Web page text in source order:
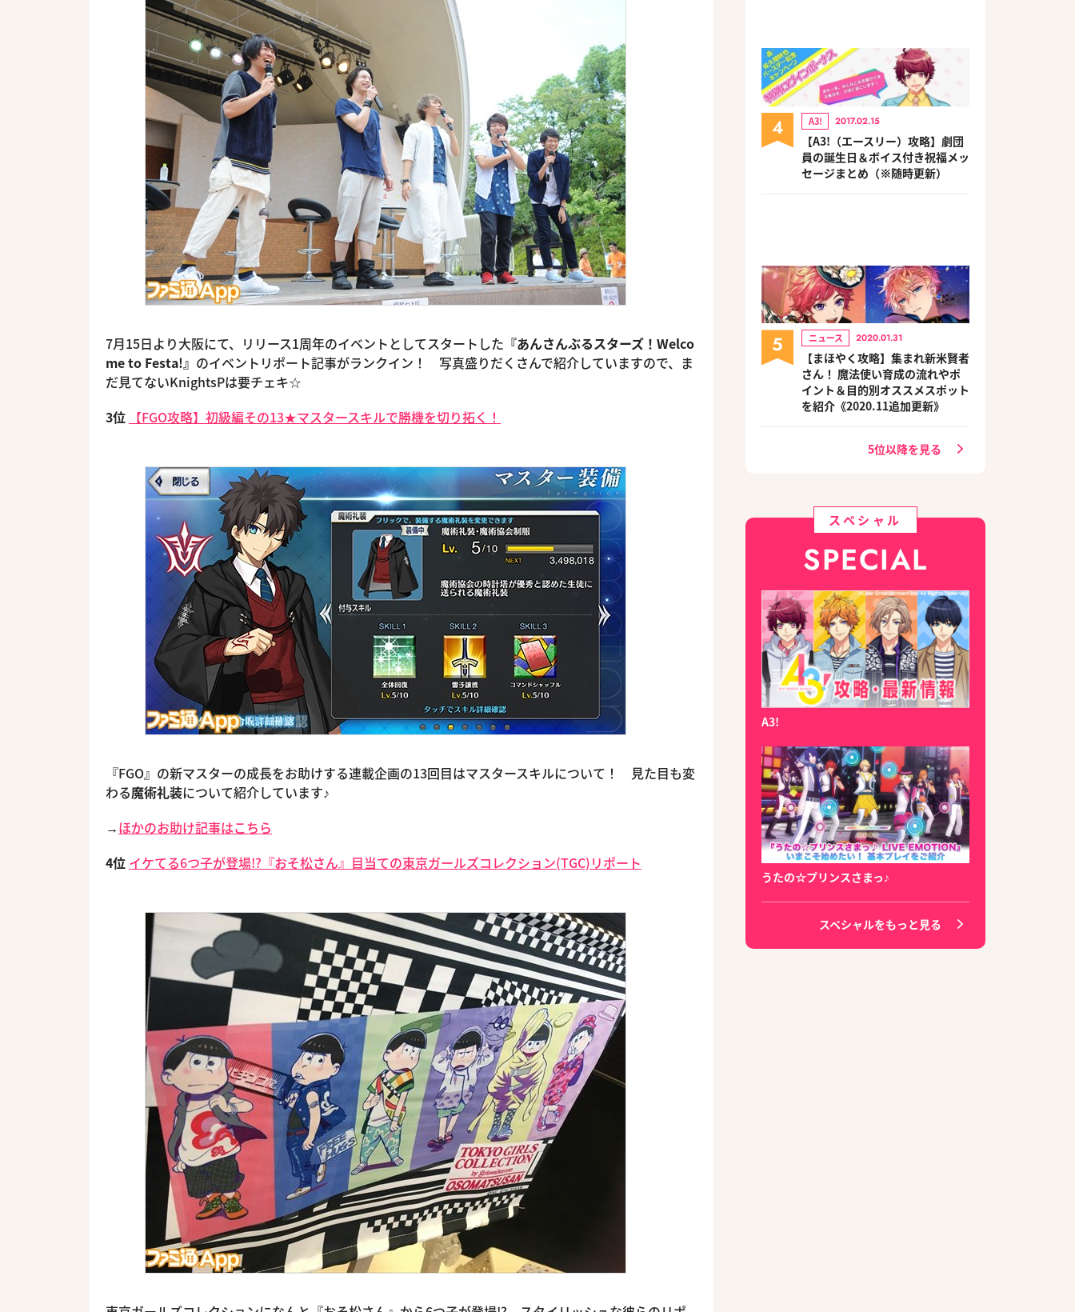
7月15日より大阪にて、リリース1周年のイベントとしてスタートした 『あんさんぶるスターズ！Welco
me to Festa!』 のイベントリポート記事がランクイン！ 写真盛りだくさんで紹介していますので、ま
だ見てないKnightsPは要チェキ☆
3位 【FGO攻略】初級編その13★マスタースキルで勝機を切り拓く！
『FGO』の新マスターの成長をお助けする連載企画の13回目はマスタースキルについて！ 見た目も変
わる魔術礼装について紹介しています♪
→ほかのお助け記事はこちら
4位 イケてる6つ子が登場!?『おそ松さん』目当ての東京ガールズコレクション(TGC)リポート
4 A3! 2017.02.15
【A3!（エースリー）攻略】劇団
員の誕生日＆ボイス付き祝福メッ
セージまとめ（※随時更新）
5 ニュース 2020.01.31
【まほやく攻略】集まれ新米賢者
さん！ 魔法使い育成の流れやポ
イント＆目的別オススメスポット
を紹介《2020.11追加更新》
5位以降を見る
スペシャル
SPECIAL
A3!
うたの☆プリンスさまっ♪
スペシャルをもっと見る